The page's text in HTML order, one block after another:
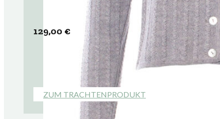
129,00 €
ZUM TRACHTENPRODUKT